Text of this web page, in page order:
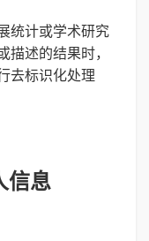
统计或学术研究
述的结果时，
去标识化处理
信息